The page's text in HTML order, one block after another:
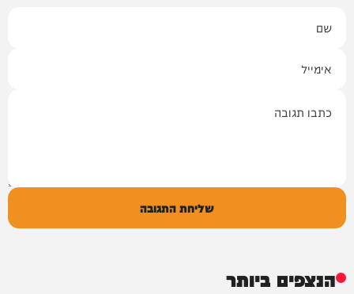
שליחת התגובה
הנצפים ביותר